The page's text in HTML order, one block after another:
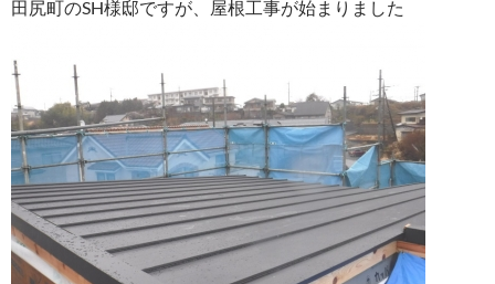
田尻町のSH様邸ですが、屋根工事が始まりました